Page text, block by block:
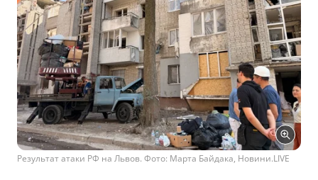
Результат атаки РФ на Львов. Фото: Марта Байдака, Новини.LIVE